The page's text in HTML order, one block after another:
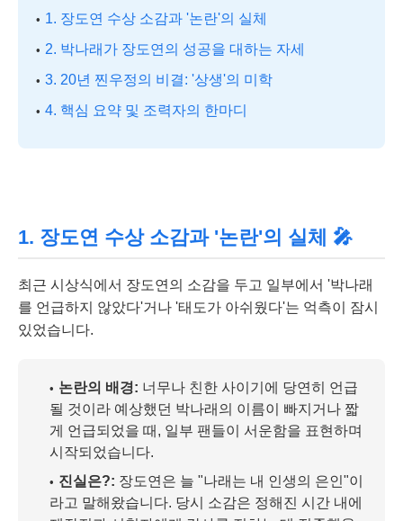
1. 장도연 수상 소감과 '논란'의 실체
2. 박나래가 장도연의 성공을 대하는 자세
3. 20년 찐우정의 비결: '상생'의 미학
4. 핵심 요약 및 조력자의 한마디
1. 장도연 수상 소감과 '논란'의 실체 🎤
최근 시상식에서 장도연의 소감을 두고 일부에서 '박나래
를 언급하지 않았다'거나 '태도가 아쉬웠다'는 억측이 잠시
있었습니다.
논란의 배경: 너무나 친한 사이기에 당연히 언급
될 것이라 예상했던 박나래의 이름이 빠지거나 짧
게 언급되었을 때, 일부 팬들이 서운함을 표현하며
시작되었습니다.
진실은?: 장도연은 늘 "나래는 내 인생의 은인"이
라고 말해왔습니다. 당시 소감은 정해진 시간 내에